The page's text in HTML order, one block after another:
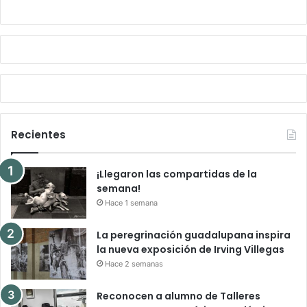
Recientes
¡Llegaron las compartidas de la
semana!
Hace 1 semana
La peregrinación guadalupana inspira
la nueva exposición de Irving Villegas
Hace 2 semanas
Reconocen a alumno de Talleres